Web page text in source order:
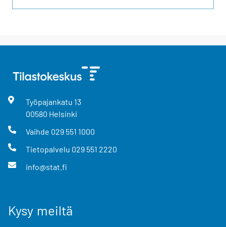
Työpajankatu 13
00580 Helsinki
Vaihde 029 551 1000
Tietopalvelu 029 551 2220
info@stat.fi
Kysy meiltä